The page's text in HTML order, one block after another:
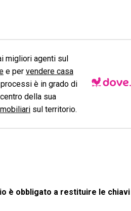
migliori agenti sul
e per vendere casa
è in grado di
della sua
sul territorio.
è obbligato a restituire le chiavi